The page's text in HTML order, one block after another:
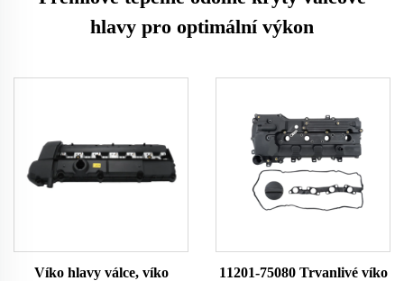
hlavy pro optimální výkon
Víko hlavy válce, víko
11201-75080 Trvanlivé víko